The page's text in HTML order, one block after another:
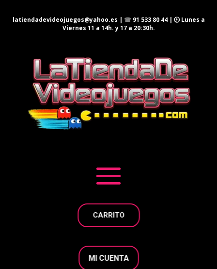
latiendadevideojuegos@yahoo.es | ☎ 91 533 80 44| 🕦 Lunes a
Viernes 11 a 14h. y 17 a 20:30h.
CARRITO
MI CUENTA